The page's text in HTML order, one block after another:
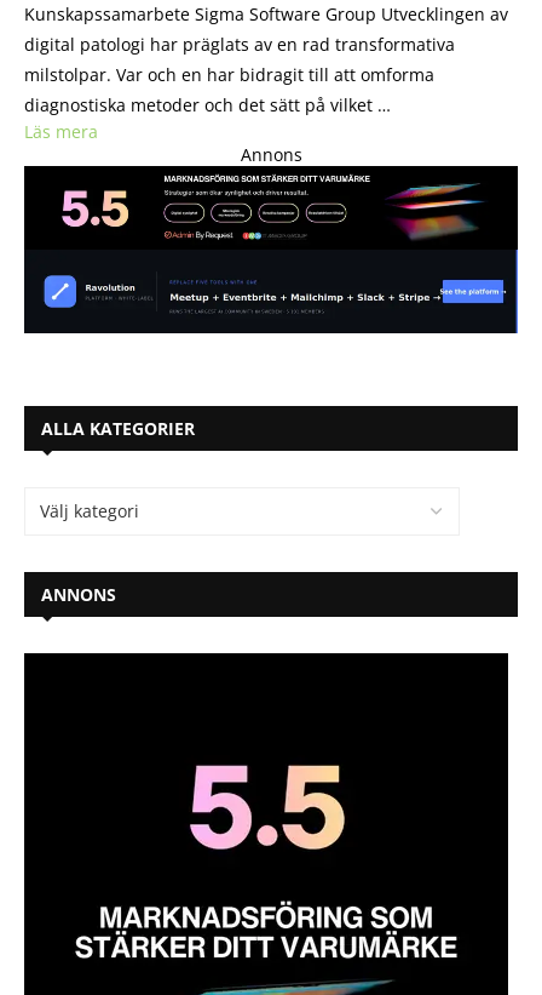
Kunskapssamarbete Sigma Software Group Utvecklingen av
digital patologi har präglats av en rad transformativa
milstolpar. Var och en har bidragit till att omforma
diagnostiska metoder och det sätt på vilket …
Läs mera
Annons
ALLA KATEGORIER
ANNONS